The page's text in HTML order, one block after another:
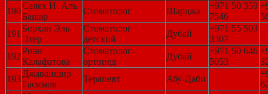
190
Салех И. Аль
Башар
Стоматолог Шарджа
+971 50 359
7546
191
Борхан Эль
Этер
Стоматолог
детский
Дубай
+971 55 503
3307
192
Риан
Калафатова
Стоматолог-
ортопед
Дубай
+971 50 646
5053
193
Джаваншир
Гасимов
Терапевт Абу-Даби